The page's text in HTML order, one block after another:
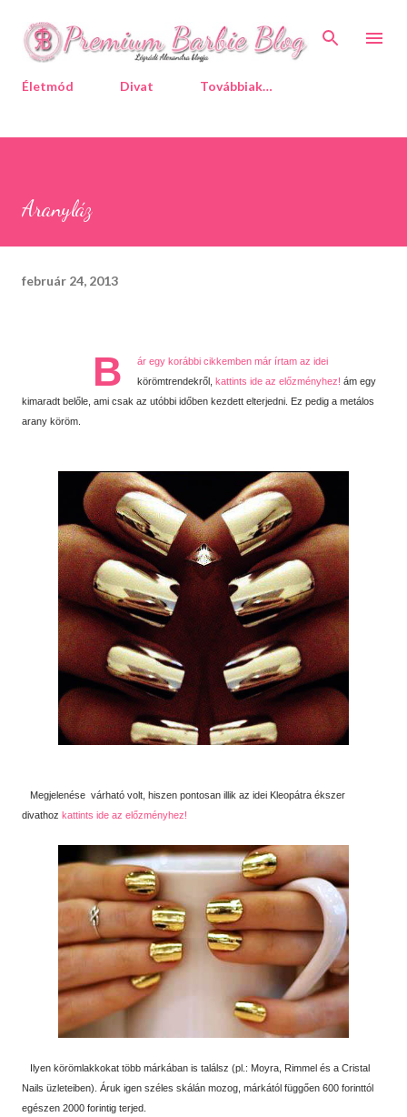
Életmód Divat Továbbiak…
Aranyláz
február 24, 2013
B
ár egy korábbi cikkemben már írtam az idei
körömtrendekről, kattints ide az előzményhez! ám egy
kimaradt belőle, ami csak az utóbbi időben kezdett elterjedni. Ez pedig a metálos
arany köröm.
Megjelenése várható volt, hiszen pontosan illik az idei Kleopátra ékszer
divathoz kattints ide az előzményhez!
Ilyen körömlakkokat több márkában is találsz (pl.: Moyra, Rimmel és a Cristal
Nails üzleteiben). Áruk igen széles skálán mozog, márkától függően 600 forinttól
egészen 2000 forintig terjed.